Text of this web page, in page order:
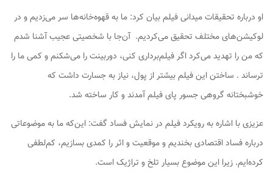
او درباره تحقیقات میدانی فیلم بیان کرد: ما به قهوه‌خانه‌ها سر می‌زدیم و در
لوکیشن‌های مختلف تحقیق می‌کردیم. آن‌جا با شخصیتی عجیب آشنا شدم
که من را تهدید می‌کرد اگر فیلم‌برداری کنی، دوربینت را می‌شکنم و کمی ما را
ترساند . ساختن این فیلم بیشتر از پول، نیاز به جسارت داشت که
خوشبختانه گروهی جسور پای فیلم آمدند و کار ساخته شد.
عزیزی با اشاره به رویکرد فیلم در نمایش فساد گفت: این‌که ما به موضوعاتی
درباره فساد اقتصادی بخندیم و موقعیت و اثر را کمدی بسازیم، کم‌لطفی
کرده‌ایم. زیرا این موضوع بسیار تلخ و تراژیک است.